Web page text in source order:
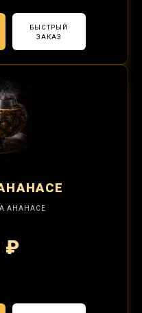
БЫСТРЫЙ
ЗАКАЗ
АНАНАСЕ
₽